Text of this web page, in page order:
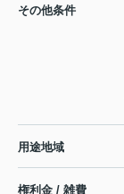
その他条件
用途地域
権利金 / 雑費